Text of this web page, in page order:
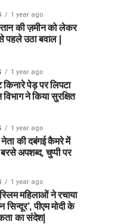
1 year ago
की ज़मीन को लेकर
पहले उठा बवाल |
1 year ago
किनारे पेड़ पर लिपटा
ने किया सुरक्षित
1 year ago
नेता की दबंगई कैमरे में
अपशब्द, चुप्पी पर
1 year ago
महिलाओं ने रचाया
पीएम मोदी के
का संदेश|